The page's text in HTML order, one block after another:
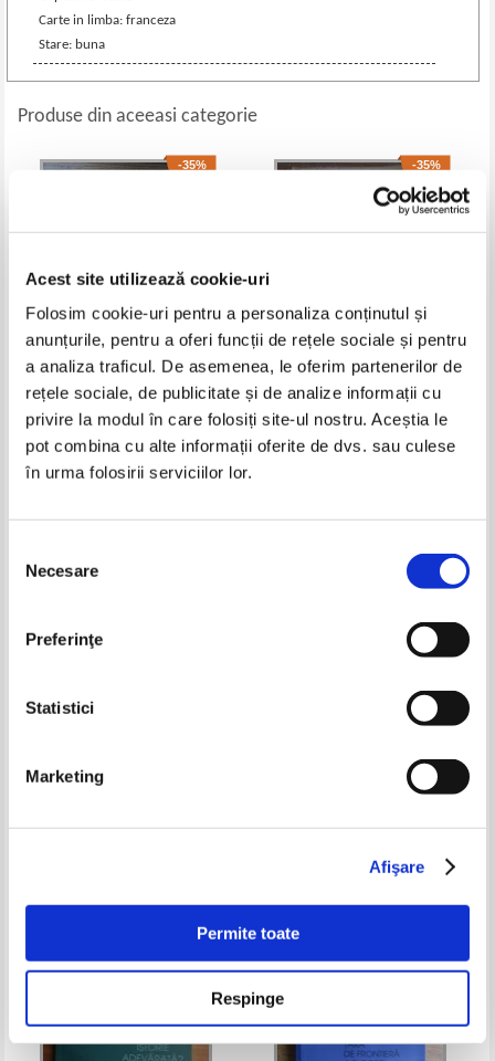
Acest site utilizează cookie-uri
Folosim cookie-uri pentru a personaliza conținutul și
anunțurile, pentru a oferi funcții de rețele sociale și pentru
a analiza traficul. De asemenea, le oferim partenerilor de
rețele sociale, de publicitate și de analize informații cu
privire la modul în care folosiți site-ul nostru. Aceștia le
pot combina cu alte informații oferite de dvs. sau culese
în urma folosirii serviciilor lor.
consimțământului
Necesare
Preferinţe
Statistici
Marketing
Afişare
Permite toate
Respinge
Carte in limba: franceza
Stare: buna
Produse din aceeasi categorie
-35%
Revista Hrisovul (volumul 14)
Pret:21,00Lei 13,65 Lei
Adaugă în coș
-35%
Petru Maior - Istoria pentru
inceputul romanilor in Dacia
(volumele 1 si 2)
Pret:21,00Lei 13,65 Lei
G. I. Ionnescu - Gion - Portrete si
evocari istorice
N. Adaniloaie - Invatamantul
primar sucevean in epoca